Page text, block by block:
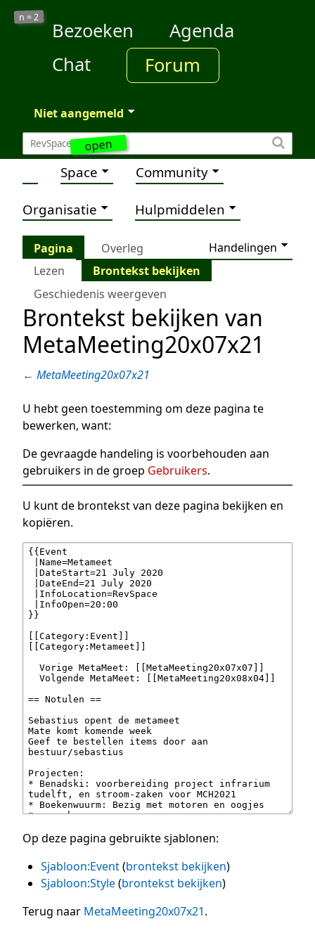
open
n =2
Bezoeken
Agenda
Chat
Forum
Niet aangemeld
Space Community
Organisatie Hulpmiddelen
Pagina Overleg
Handelingen
Lezen
Brontekst bekijken
Geschiedenis weergeven
Brontekst bekijken van
MetaMeeting20x07x21
← MetaMeeting20x07x21
U hebt geen toestemming om deze pagina te
bewerken, want:
De gevraagde handeling is voorbehouden aan
gebruikers in de groep Gebruikers.
U kunt de brontekst van deze pagina bekijken en
kopiëren.
Op deze pagina gebruikte sjablonen:
Sjabloon:Event(brontekst bekijken)
Sjabloon:Style(brontekst bekijken)
Terug naar MetaMeeting20x07x21.